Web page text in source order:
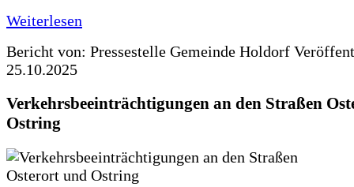
Weiterlesen
Bericht von: Pressestelle Gemeinde Holdorf
25.10.2025
Verkehrsbeeinträchtigungen an den Straßen
Ostring